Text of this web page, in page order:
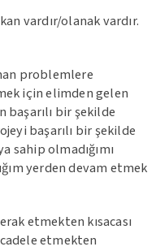
vardır/olanak vardır.
problemlere
için elimden gelen
bir şekilde
başarılı bir şekilde
sahip olmadığımı
yerden devam etmek
etmekten kısacası
etmekten